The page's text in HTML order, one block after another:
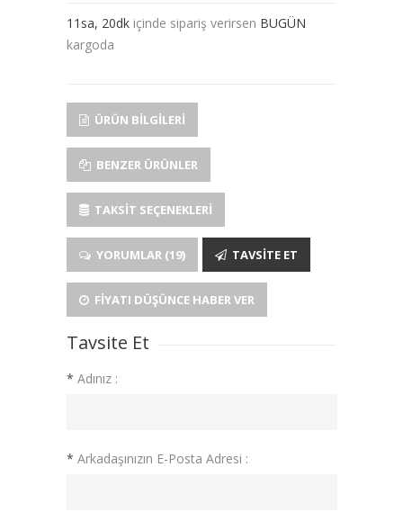
11sa, 20dk içinde sipariş verirsen BUGÜN
kargoda
ÜRÜN BILGILERI
BENZER ÜRÜNLER
TAKSIT SEÇENEKLERI
YORUMLAR (19) TAVSITE ET
FIYATI DÜŞÜNCE HABER VER
Tavsite Et
* Adınız :
* Arkadaşınızın E-Posta Adresi :